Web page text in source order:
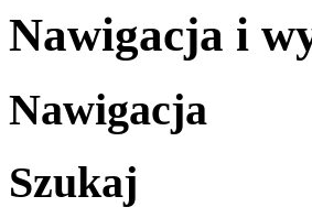
Nawigacja i
Nawigacja
Szukaj